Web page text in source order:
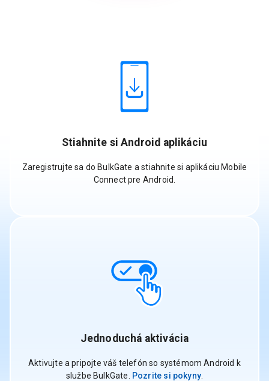
Stiahnite si Android aplikáciu
Zaregistrujte sa do BulkGate a stiahnite si aplikáciu Mobile
Connect pre Android.
Jednoduchá aktivácia
Aktivujte a pripojte váš telefón so systémom Android k
službe BulkGate. Pozrite si pokyny.